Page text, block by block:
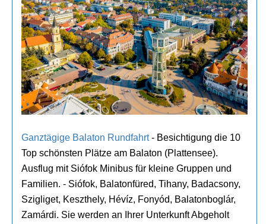
Ganztägige Balaton Rundfahrt- Besichtigung die 10
Top schönsten Plätze am Balaton (Plattensee).
Ausflug mit Siófok Minibus für kleine Gruppen und
Familien. - Siófok, Balatonfüred, Tihany, Badacsony,
Szigliget, Keszthely, Hévíz, Fonyód, Balatonboglár,
Zamárdi. Sie werden an Ihrer Unterkunft Abgeholt